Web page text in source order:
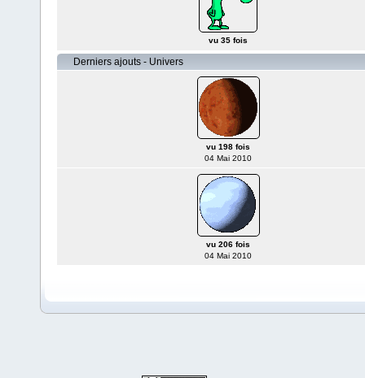
vu 35 fois
Derniers ajouts - Univers
vu 198 fois
04 Mai 2010
vu 206 fois
04 Mai 2010